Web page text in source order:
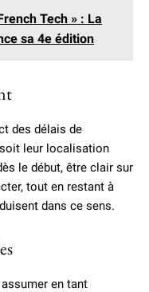
Tech » : La
sa 4e édition
des délais de
leur localisation
le début, être clair sur
tout en restant à
dans ce sens.
en tant